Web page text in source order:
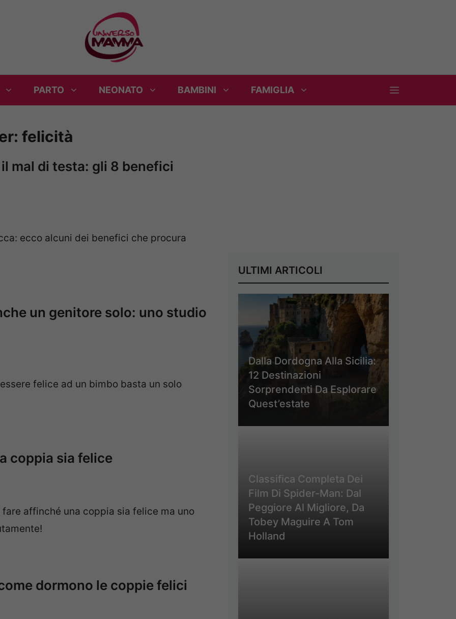
PARTO NEONATO BAMBINI FAMIGLIA
felicità
mal di testa: gli 8 benefici
ecco alcuni dei benefici che procura
un genitore solo: uno studio
felice ad un bimbo basta un solo
coppia sia felice
affinché una coppia sia felice ma uno
dormono le coppie felici
ULTIMI ARTICOLI
Dalla Dordogna Alla Sicilia:
12 Destinazioni
Sorprendenti Da Esplorare
Quest’estate
Classifica Completa Dei
Film Di Spider-Man: Dal
Peggiore Al Migliore, Da
Tobey Maguire A Tom
Holland